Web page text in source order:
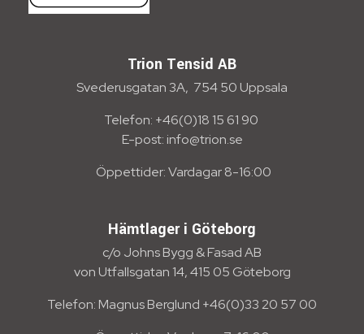
Trion Tensid AB
Svederusgatan 3A, 754 50 Uppsala
Telefon: +46(0)18 15 61 90
E-post: info@trion.se
Öppettider: Vardagar 8-16:00
Hämtlager i Göteborg
c/o Johns Bygg & Fasad AB
von Utfallsgatan 14, 415 05 Göteborg
Telefon: Magnus Berglund +46(0)33 20 57 00